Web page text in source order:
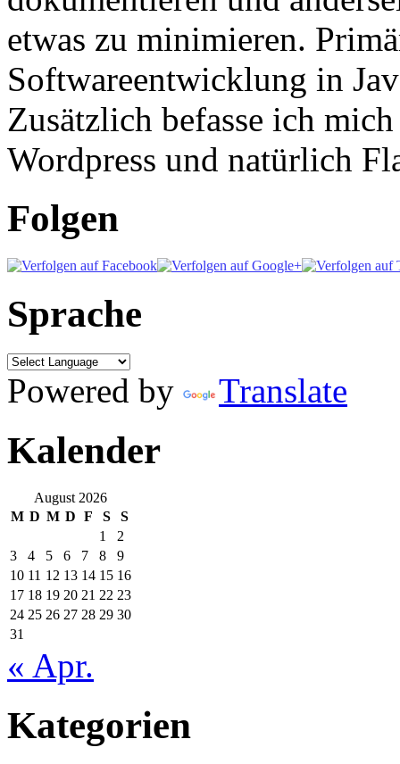
etwas zu minimieren.
Softwareentwicklung in
Zusätzlich befasse ich
Wordpress und natürlich
Folgen
Sprache
Powered by Translate
Kalender
August 2026
M D M D F S
S
1
2
3
4 5 6 7 8
9
10 11 12 13 14 15 16
17 18 19 20 21 22 23
24 25 26 27 28 29 30
31
« Apr.
Kategorien